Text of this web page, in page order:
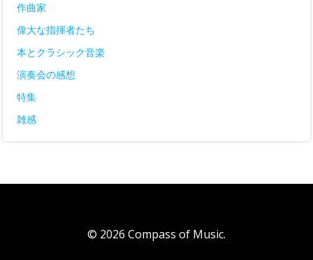
作曲家
偉大な指揮者たち
本とクラシック音楽
演奏会の感想
特集
雑感
© 2026 Compass of Music.